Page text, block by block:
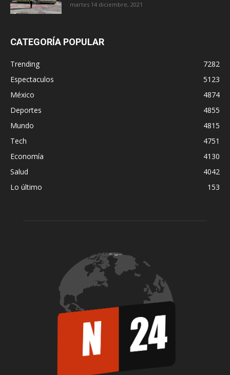
martes 14 diciembre, 2021
CATEGORÍA POPULAR
Trending
7282
Espectaculos
5123
México
4874
Deportes
4855
Mundo
4815
Tech
4751
Economía
4130
Salud
4042
Lo último
153